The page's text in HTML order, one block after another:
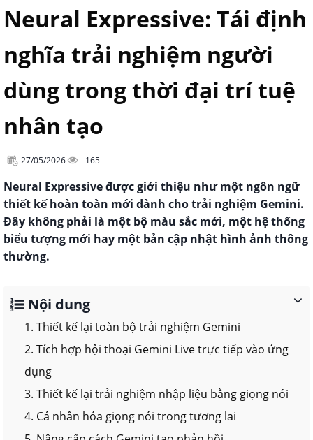
Neural Expressive: Tái định
nghĩa trải nghiệm người
dùng trong thời đại trí tuệ
nhân tạo
27/05/2026 165
Neural Expressive được giới thiệu như một ngôn ngữ
thiết kế hoàn toàn mới dành cho trải nghiệm Gemini.
Đây không phải là một bộ màu sắc mới, một hệ thống
biểu tượng mới hay một bản cập nhật hình ảnh thông
thường.
Nội dung
1. Thiết kế lại toàn bộ trải nghiệm Gemini
2. Tích hợp hội thoại Gemini Live trực tiếp vào ứng
dụng
3. Thiết kế lại trải nghiệm nhập liệu bằng giọng nói
4. Cá nhân hóa giọng nói trong tương lai